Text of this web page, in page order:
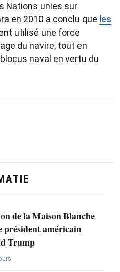
Nations unies sur
en 2010 a conclu que les
utilisé une force
du navire, tout en
naval en vertu du
de la Maison Blanche
président américain
Trump